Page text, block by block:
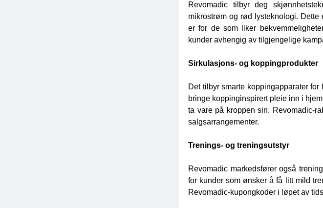
Revomadic tilbyr deg
mikrostrøm og rød lysteknologi.
er for de som liker
kunder avhengig av tilgjengelige
Sirkulasjons- og koppingprodukter
Det tilbyr smarte koppingapparater
bringe koppinginspirert pleie inn i
ta vare på kroppen sin. Revomadic-
salgsarrangementer.
Trenings- og treningsutstyr
Revomadic markedsfører også
for kunder som ønsker å få litt mild
Revomadic-kupongkoder i løpet av